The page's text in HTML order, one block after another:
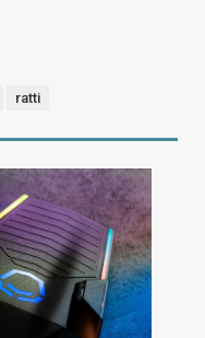
ratti